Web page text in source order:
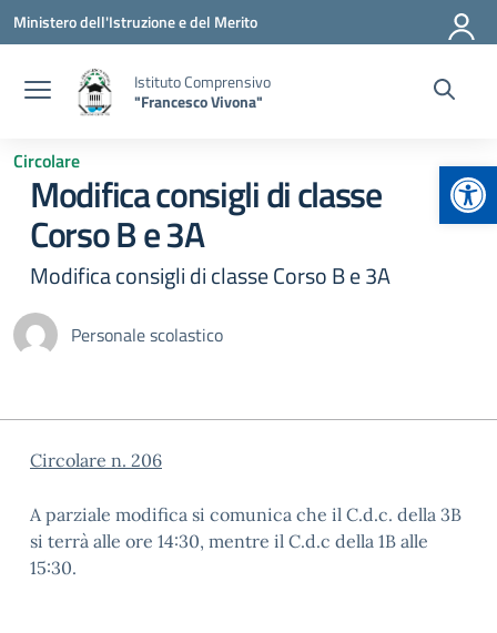
Vai ai contenuti
Vai al menu di navigazione
Vai al footer
Ministero dell'Istruzione e del Merito
Istituto Comprensivo
"Francesco Vivona"
Circolare
Modifica consigli di classe
Corso B e 3A
Modifica consigli di classe Corso B e 3A
Personale scolastico
Circolare n. 206
A parziale modifica si comunica che il C.d.c. della 3B
si terrà alle ore 14:30, mentre il C.d.c della 1B alle
15:30.